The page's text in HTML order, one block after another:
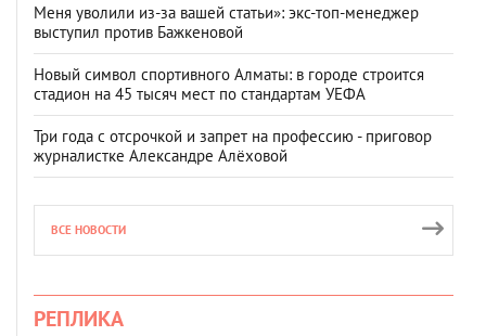
Меня уволили из-за вашей статьи»: экс-топ-менеджер
выступил против Бажкеновой
Новый символ спортивного Алматы: в городе строится
стадион на 45 тысяч мест по стандартам УЕФА
Три года с отсрочкой и запрет на профессию - приговор
журналистке Александре Алёховой
ВСЕ НОВОСТИ
РЕПЛИКА